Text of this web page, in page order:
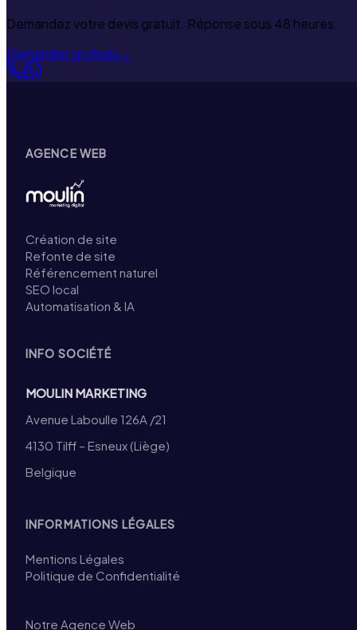
Demandez votre devis gratuit. Réponse sous 48 heures.
Demander un devis→
AGENCE WEB
Création de site
Refonte de site
Référencement naturel
SEO local
Automatisation & IA
INFO SOCIÉTÉ
MOULIN MARKETING
Avenue Laboulle 126A /21
4130 Tilff – Esneux (Liège)
Belgique
INFORMATIONS LÉGALES
Mentions Légales
Politique de Confidentialité
Notre Agence Web